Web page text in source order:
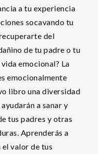
a tu experiencia
socavando tu
del
de tu padre o tu
emocional? La
emocionalmente
libro una diversidad
a sanar y
tus padres y otras
Aprenderás a
valor de tus